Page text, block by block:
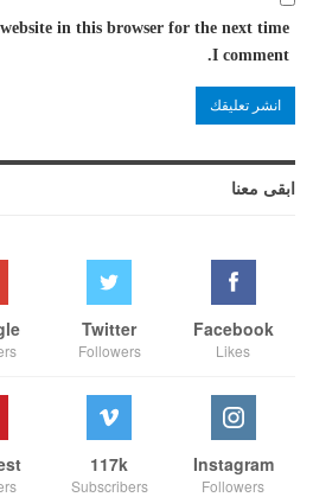
in this browser for the next time
I comment.
ابقى معنا
Facebook
Likes
Twitter
Followers
Instagram
Followers
117k
Subscribers